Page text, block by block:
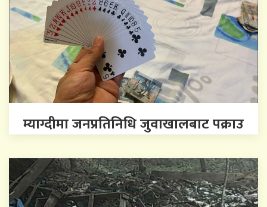
म्याग्दीमा जनप्रतिनिधि जुवाखालबाट पक्राउ